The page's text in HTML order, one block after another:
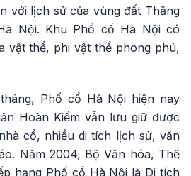
với lịch sử của vùng đất Thăng
Nội. Khu Phố cổ Hà Nội có
vật thể, phi vật thể phong phú,
Phố cổ Hà Nội hiện nay
Hoàn Kiếm vẫn lưu giữ được
cổ, nhiều di tích lịch sử, văn
Năm 2004, Bộ Văn hóa, Thể
hạng Phố cổ Hà Nội là Di tích